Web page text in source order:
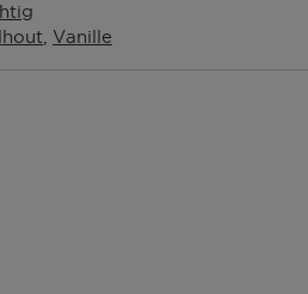
Vanille